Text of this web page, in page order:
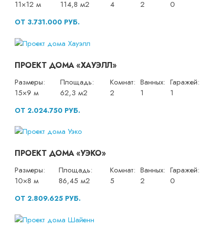
11×12 м 114,8 м2 4 2 0
ОТ 3.731.000 РУБ.
ПРОЕКТ ДОМА «ХАУЭЛЛ»
Размеры:
15×9 м
Площадь:
62,3 м2
Комнат:
2
Ванных:
1
Гаражей:
1
ОТ 2.024.750 РУБ.
ПРОЕКТ ДОМА «УЭКО»
Размеры:
10×8 м
Площадь:
86,45 м2
Комнат:
5
Ванных:
2
Гаражей:
0
ОТ 2.809.625 РУБ.